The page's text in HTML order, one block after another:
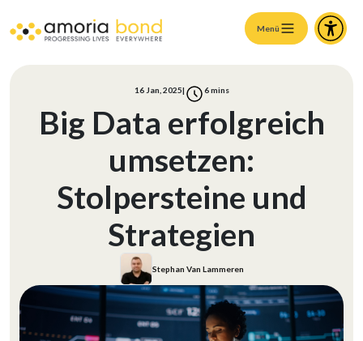
Menü
16 Jan, 2025| 6mins
Big Data erfolgreich
umsetzen:
Stolpersteine und
Strategien
Stephan Van Lammeren